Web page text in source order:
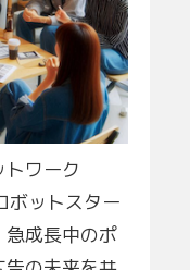
ワーク
ボットスター
急成長中のポ